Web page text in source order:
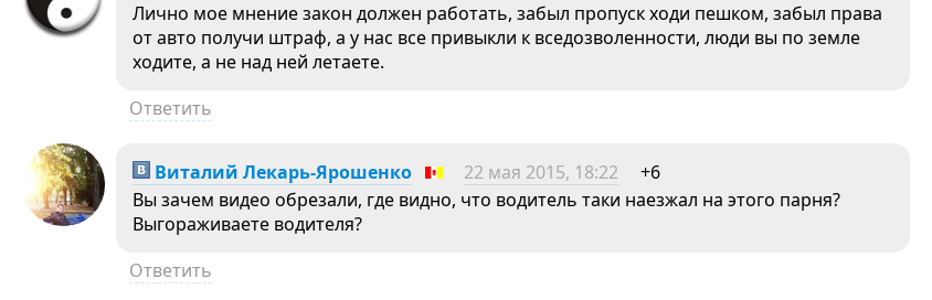
Лично мое мнение закон должен работать, забыл пропуск ходи пешком, забыл права
от авто получи штраф, а у нас все привыкли к вседозволенности, люди вы по земле
ходите, а не над ней летаете.
Ответить
Виталий Лекарь-Ярошенко 22 мая 2015, 18:22
+6
Вы зачем видео обрезали, где видно, что водитель таки наезжал на этого парня?
Выгораживаете водителя?
Ответить